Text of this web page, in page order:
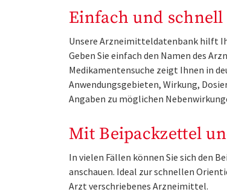
Einfach und
Unsere Arzneimitteldatenbank hilft
Geben Sie einfach den Namen des
Medikamentensuche zeigt Ihnen in
Anwendungsgebieten, Wirkung,
Angaben zu möglichen
Mit Beipackzettel
In vielen Fällen können Sie sich den
anschauen. Ideal zur schnellen
Arzt verschriebenes Arzneimittel.